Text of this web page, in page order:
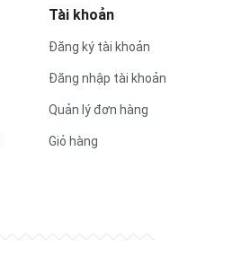
Tài khoản
Đăng ký tài khoản
Đăng nhập tài khoản
Quản lý đơn hàng
Giỏ hàng